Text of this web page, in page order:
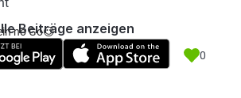
no Go😉
0
Beiträge anzeigen